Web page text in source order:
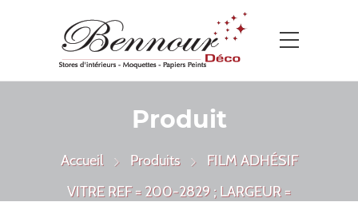
Produit
Accueil Produits
FILM ADHÉSIF
VITRE REF = 200-2829 ; LARGEUR =